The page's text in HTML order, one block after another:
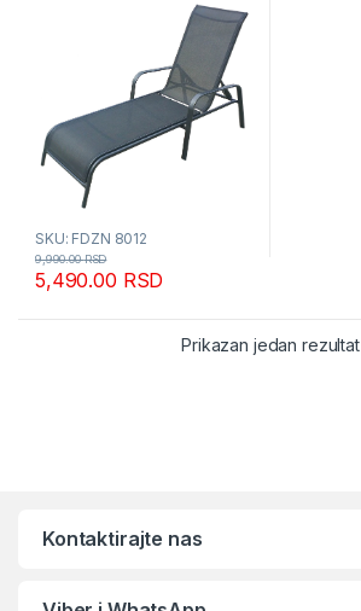
SKU: FDZN 8012
5,490.00 RSD
9,990.00RSD
Prikazan jedan rezultat
Kontaktirajte nas